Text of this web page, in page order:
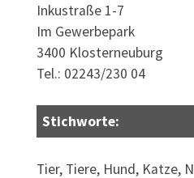
Inkustraße 1-7
Im Gewerbepark
3400 Klosterneuburg
Tel.: 02243/230 04
Stichworte:
Tier, Tiere, Hund, Katze,